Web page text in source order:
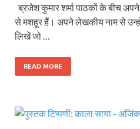
ब्रजेश कुमार शर्मा पाठकों के बीच
से मशहूर हैं। अपने लेखकीय नाम से
लिखें जो …
READ MORE